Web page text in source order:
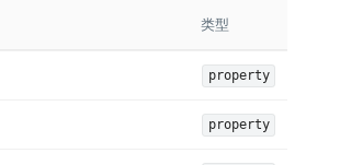
类型
property
property